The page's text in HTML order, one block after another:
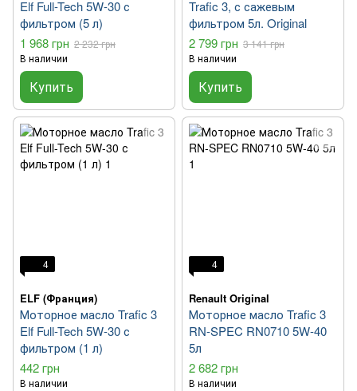
Elf Full-Tech 5W-30 с
фильтром (5 л)
1 968 грн 2 232 грн
В наличии
Купить
Trafic 3, с сажевым
фильтром 5л. Original
2 799 грн 3 141 грн
В наличии
Купить
4
ELF (Франция)
Моторное масло Trafic 3
Elf Full-Tech 5W-30 с
фильтром (1 л)
442 грн
В наличии
4
Renault Original
Моторное масло Trafic 3
RN-SPEC RN0710 5W-40
5л
2 682 грн
В наличии